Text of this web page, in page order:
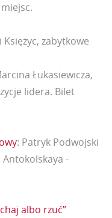
Księżyc, zabytkowe
Łukasiewicza,
lidera. Bilet
: Patryk Podwojski
Antokolskaya -
albo rzuć”